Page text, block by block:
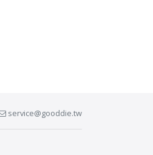
service@gooddie.tw